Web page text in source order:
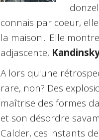
connais par coeur,
la maison... Elle
adjascente,
A lors qu'une
rare, non? Des
maîtrise des formes
et son désordre
Calder, ces instants